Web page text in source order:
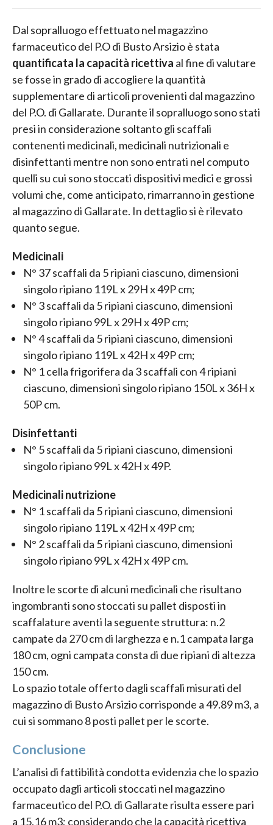
Dal sopralluogo effettuato nel magazzino
farmaceutico del P.O di Busto Arsizio è stata
quantificata la capacità ricettiva al fine di valutare
se fosse in grado di accogliere la quantità
supplementare di articoli provenienti dal magazzino
del P.O. di Gallarate. Durante il sopralluogo sono stati
presi in considerazione soltanto gli scaffali
contenenti medicinali, medicinali nutrizionali e
disinfettanti mentre non sono entrati nel computo
quelli su cui sono stoccati dispositivi medici e grossi
volumi che, come anticipato, rimarranno in gestione
al magazzino di Gallarate. In dettaglio si è rilevato
quanto segue.
Medicinali
N° 37 scaffali da 5 ripiani ciascuno, dimensioni
singolo ripiano 119L x 29H x 49P cm;
N° 3 scaffali da 5 ripiani ciascuno, dimensioni
singolo ripiano 99L x 29H x 49P cm;
N° 4 scaffali da 5 ripiani ciascuno, dimensioni
singolo ripiano 119L x 42H x 49P cm;
N° 1 cella frigorifera da 3 scaffali con 4 ripiani
ciascuno, dimensioni singolo ripiano 150L x 36H x
50P cm.
Disinfettanti
N° 5 scaffali da 5 ripiani ciascuno, dimensioni
singolo ripiano 99L x 42H x 49P.
Medicinali nutrizione
N° 1 scaffali da 5 ripiani ciascuno, dimensioni
singolo ripiano 119L x 42H x 49P cm;
N° 2 scaffali da 5 ripiani ciascuno, dimensioni
singolo ripiano 99L x 42H x 49P cm.
Inoltre le scorte di alcuni medicinali che risultano
ingombranti sono stoccati su pallet disposti in
scaffalature aventi la seguente struttura: n.2
campate da 270 cm di larghezza e n.1 campata larga
180 cm, ogni campata consta di due ripiani di altezza
150 cm.
Lo spazio totale offerto dagli scaffali misurati del
magazzino di Busto Arsizio corrisponde a 49.89 m3, a
cui si sommano 8 posti pallet per le scorte.
Conclusione
L’analisi di fattibilità condotta evidenzia che lo spazio
occupato dagli articoli stoccati nel magazzino
farmaceutico del P.O. di Gallarate risulta essere pari
a 15,16 m3; considerando che la capacità ricettiva